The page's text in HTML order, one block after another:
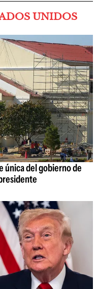
UNIDOS
única del gobierno de